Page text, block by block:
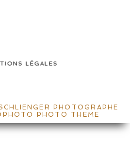
LÉGALES
PHOTOGRAPHE
PHOTO THEME